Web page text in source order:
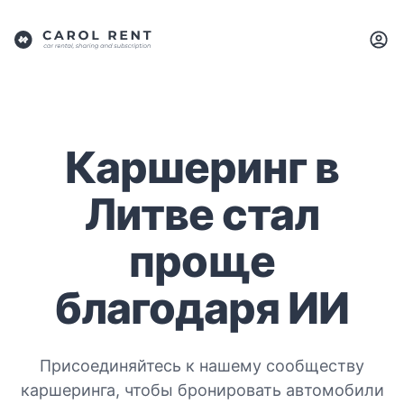
Каршеринг в
Литве стал
проще
благодаря ИИ
Присоединяйтесь к нашему сообществу
каршеринга, чтобы бронировать автомобили